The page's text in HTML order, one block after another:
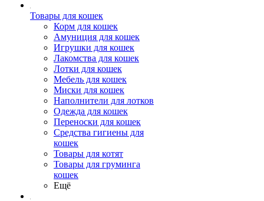
Товары для кошек
Корм для кошек
Амуниция для кошек
Игрушки для кошек
Лакомства для кошек
Лотки для кошек
Мебель для кошек
Миски для кошек
Наполнители для лотков
Одежда для кошек
Переноски для кошек
Средства гигиены для
кошек
Товары для котят
Товары для груминга
кошек
Ещё